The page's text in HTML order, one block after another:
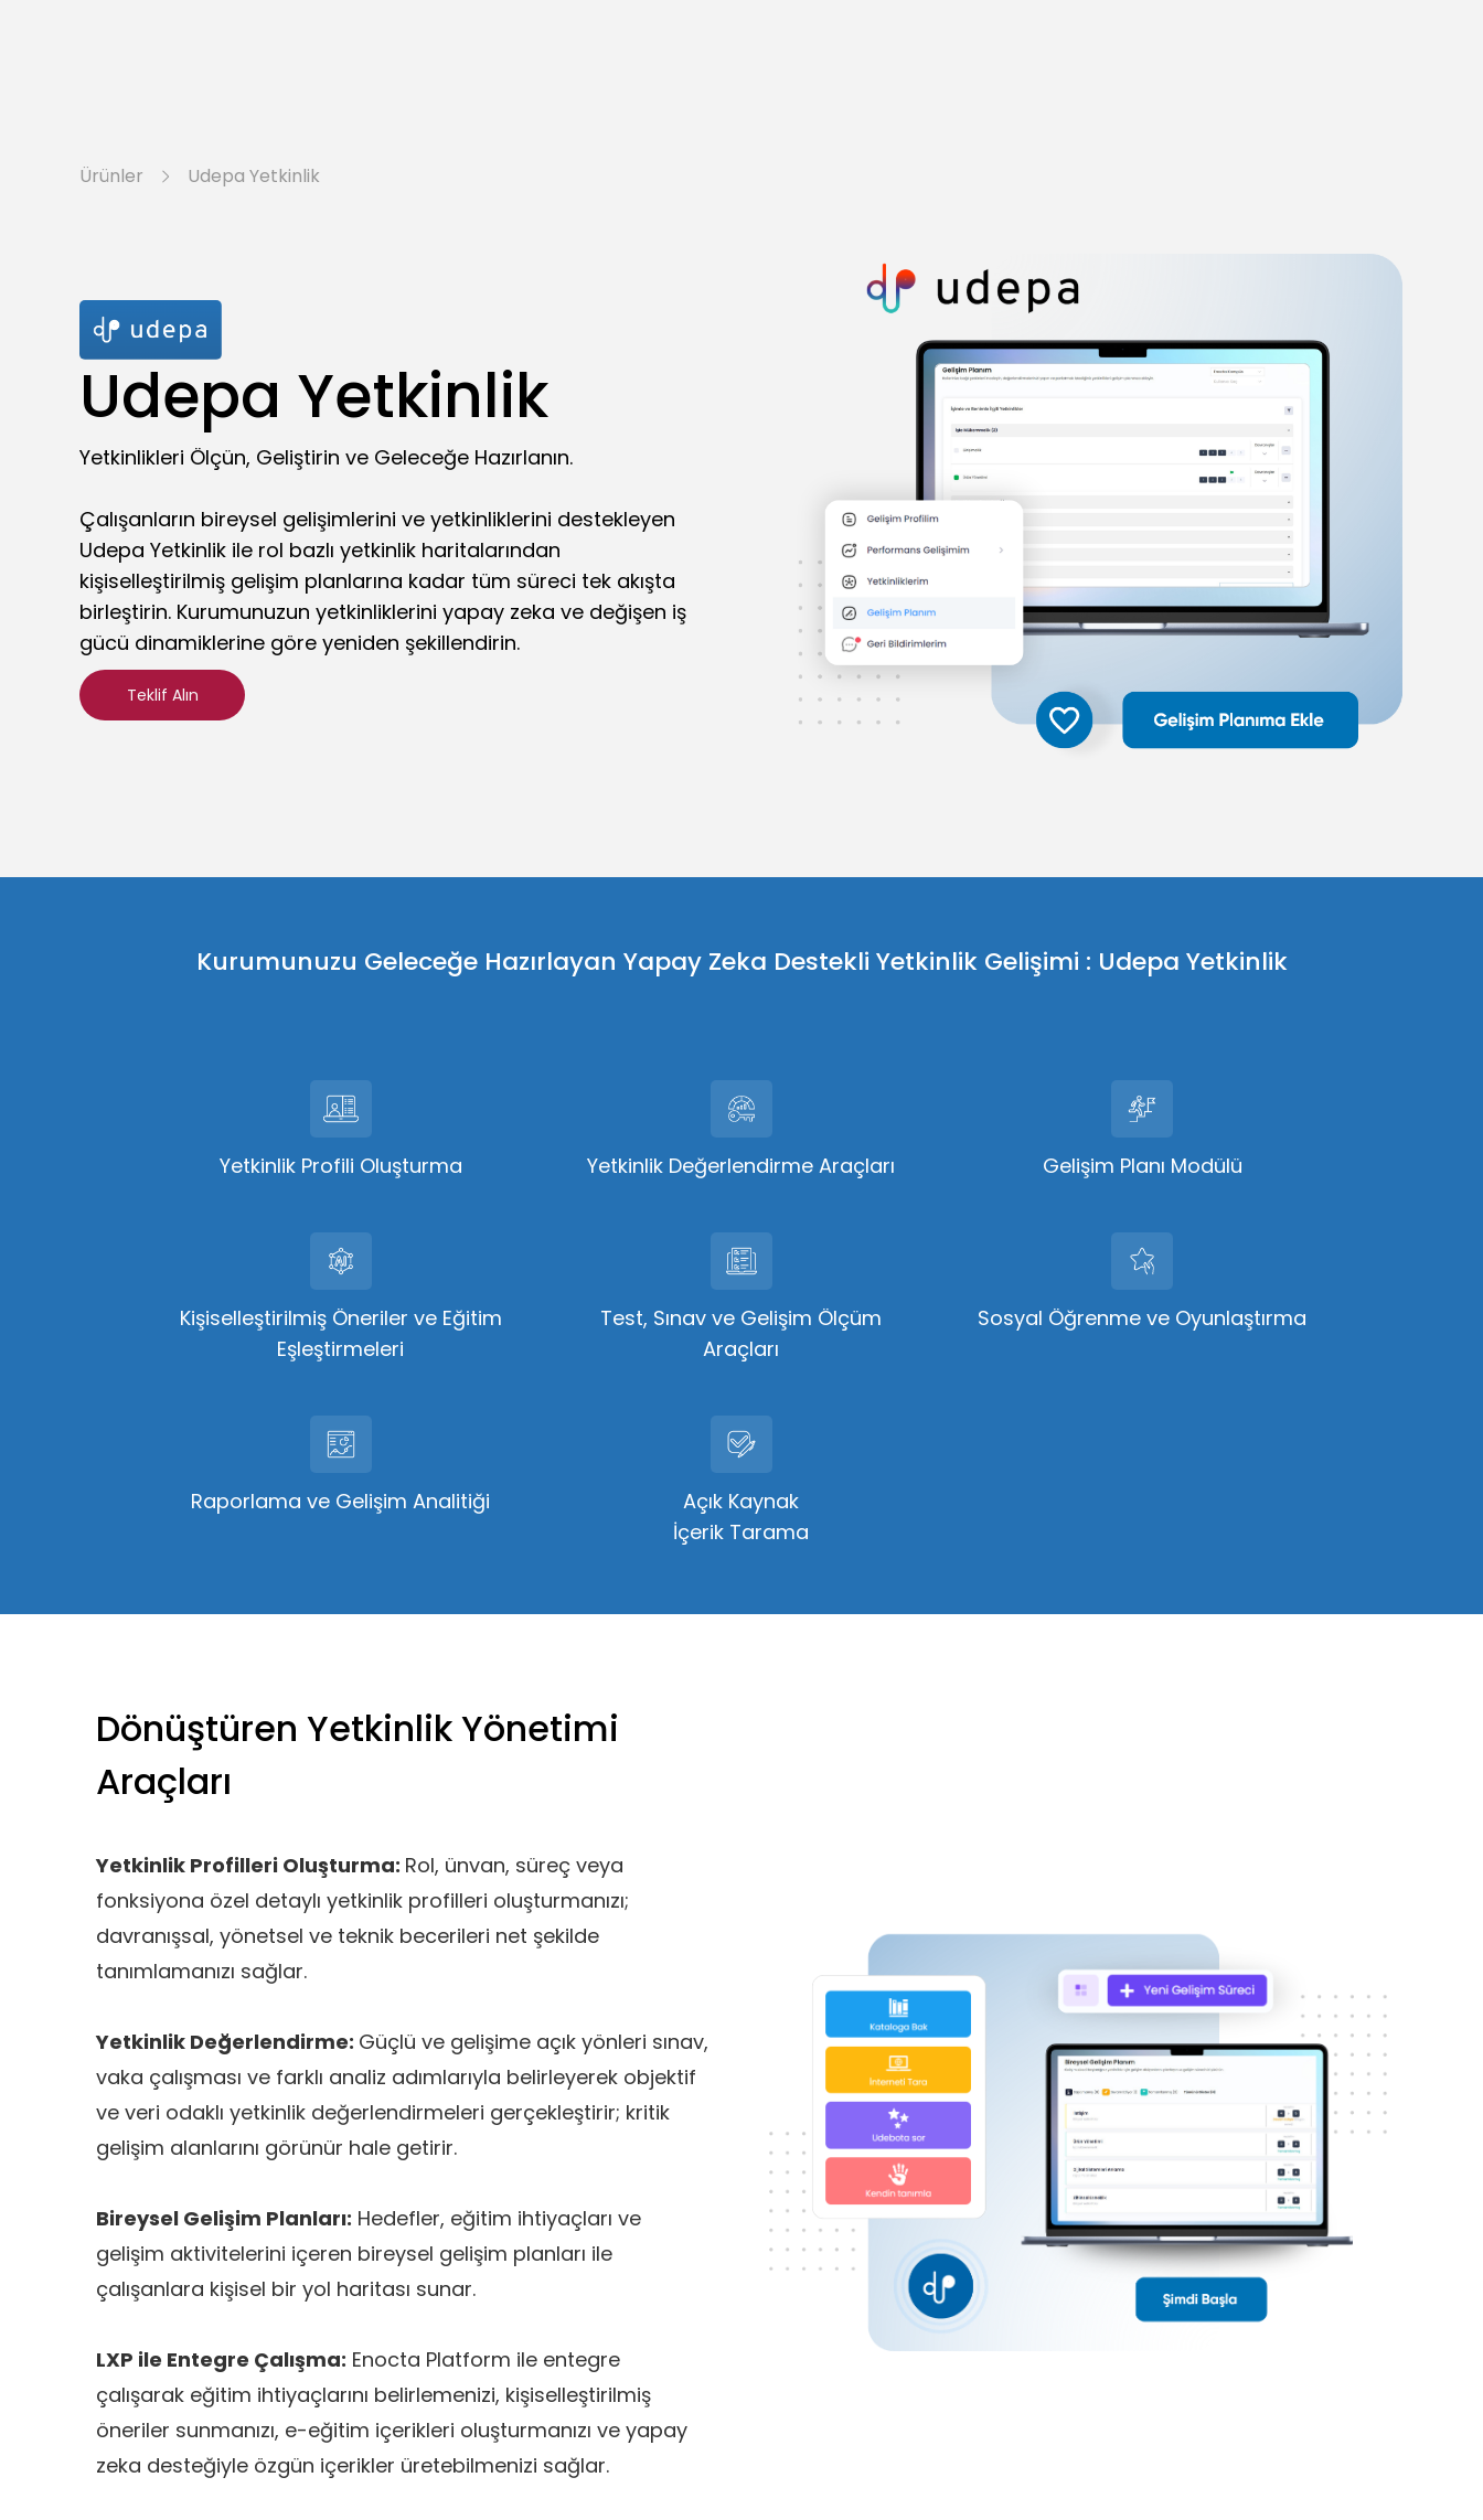
Ürünler Udepa Yetkinlik
Udepa Yetkinlik
Yetkinlikleri Ölçün, Geliştirin ve Geleceğe Hazırlanın.
Çalışanların bireysel gelişimlerini ve yetkinliklerini destekleyen
Udepa Yetkinlik ile rol bazlı yetkinlik haritalarından
kişiselleştirilmiş gelişim planlarına kadar tüm süreci tek akışta
birleştirin. Kurumunuzun yetkinliklerini yapay zeka ve değişen iş
gücü dinamiklerine göre yeniden şekillendirin.
Teklif Alın
Kurumunuzu Geleceğe Hazırlayan Yapay Zeka Destekli Yetkinlik Gelişimi : Udepa Yetkinlik
Yetkinlik Profili Oluşturma Yetkinlik Değerlendirme Araçları Gelişim Planı Modülü
Kişiselleştirilmiş Öneriler ve Eğitim
Eşleştirmeleri
Test, Sınav ve Gelişim Ölçüm
Araçları
Sosyal Öğrenme ve Oyunlaştırma
Raporlama ve Gelişim Analitiği
Açık Kaynak
İçerik Tarama
Dönüştüren Yetkinlik Yönetimi
Araçları
Yetkinlik Profilleri Oluşturma: Rol, ünvan, süreç veya
fonksiyona özel detaylı yetkinlik profilleri oluşturmanızı;
davranışsal, yönetsel ve teknik becerileri net şekilde
tanımlamanızı sağlar.
Yetkinlik Değerlendirme: Güçlü ve gelişime açık yönleri sınav,
vaka çalışması ve farklı analiz adımlarıyla belirleyerek objektif
ve veri odaklı yetkinlik değerlendirmeleri gerçekleştirir; kritik
gelişim alanlarını görünür hale getirir.
Bireysel Gelişim Planları: Hedefler, eğitim ihtiyaçları ve
gelişim aktivitelerini içeren bireysel gelişim planları ile
çalışanlara kişisel bir yol haritası sunar.
LXP ile Entegre Çalışma: Enocta Platform ile entegre
çalışarak eğitim ihtiyaçlarını belirlemenizi, kişiselleştirilmiş
öneriler sunmanızı, e-eğitim içerikleri oluşturmanızı ve yapay
zeka desteğiyle özgün içerikler üretebilmenizi sağlar.